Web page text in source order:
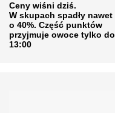
Ceny wiśni dziś.
W skupach spadły nawet
o 40%. Część punktów
przyjmuje owoce tylko do
13:00